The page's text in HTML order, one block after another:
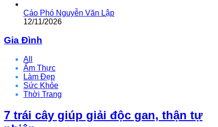
Cáo Phó Nguyễn Văn Lập
12/11/2026
Gia Đình
All
Ẩm Thực
Làm Đẹp
Sức Khỏe
Thời Trang
7 trái cây giúp giải độc gan, thận tự